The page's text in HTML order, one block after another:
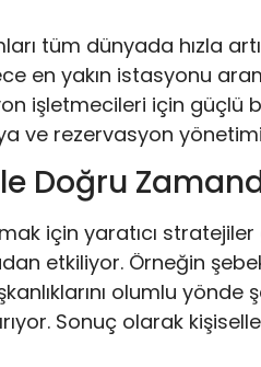
tüm dünyada hızla
en yakın istasyonu
işletmecileri için güçlü
ve rezervasyon
Doğru
için yaratıcı
etkiliyor. Örneğin
olumlu
Sonuç olarak